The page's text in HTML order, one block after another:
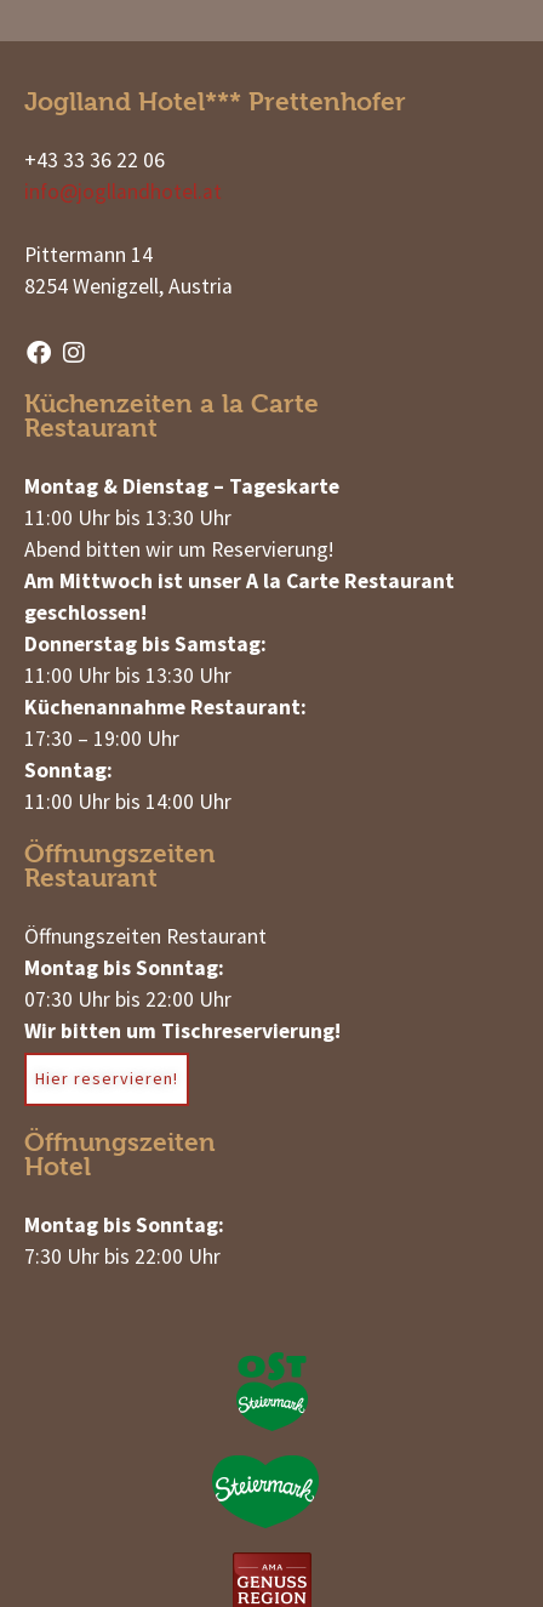
Joglland Hotel*** Prettenhofer
+43 33 36 22 06
info@jogllandhotel.at
Pittermann 14
8254 Wenigzell, Austria
Küchenzeiten a la Carte
Restaurant
Montag & Dienstag – Tageskarte
11:00 Uhr bis 13:30 Uhr
Abend bitten wir um Reservierung!
Am Mittwoch ist unser A la Carte Restaurant
geschlossen!
Donnerstag bis Samstag:
11:00 Uhr bis 13:30 Uhr
Küchenannahme Restaurant:
17:30 – 19:00 Uhr
Sonntag:
11:00 Uhr bis 14:00 Uhr
Öffnungszeiten
Restaurant
Öffnungszeiten Restaurant
Montag bis Sonntag:
07:30 Uhr bis 22:00 Uhr
Wir bitten um Tischreservierung!
Hier reservieren!
Öffnungszeiten
Hotel
Montag bis Sonntag:
7:30 Uhr bis 22:00 Uhr